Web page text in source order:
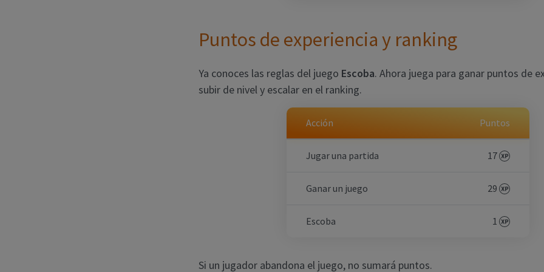
Puntos de experiencia y ranking
Ya conoces las reglas del juego Escoba. Ahora juega para ganar puntos de
subir de nivel y escalar en el ranking.
Acción Puntos
Jugar una partida 17
Ganar un juego 29
Escoba 1
Si un jugador abandona el juego, no sumará puntos.